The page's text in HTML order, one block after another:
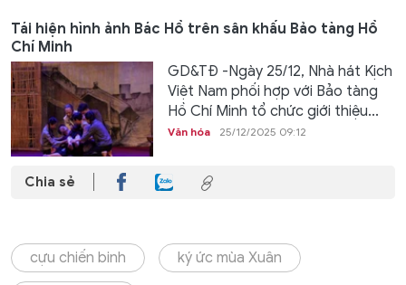
Tái hiện hình ảnh Bác Hồ trên sân khấu Bảo tàng Hồ
Chí Minh
GD&TĐ -Ngày 25/12, Nhà hát Kịch
Việt Nam phối hợp với Bảo tàng
Hồ Chí Minh tổ chức giới thiệu...
Văn hóa 25/12/2025 09:12
Chia sẻ
cựu chiến binh ký ức mùa Xuân